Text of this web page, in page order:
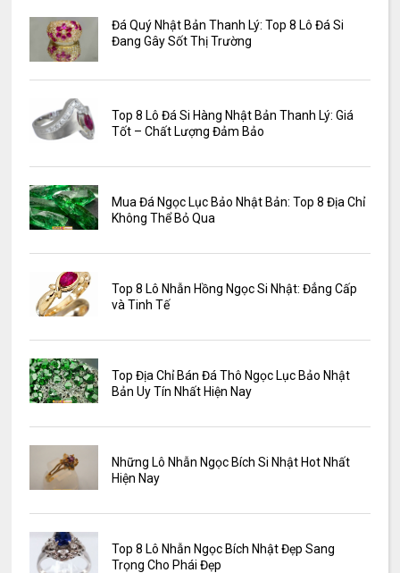
Đá Quý Nhật Bản Thanh Lý: Top 8 Lô Đá Si
Đang Gây Sốt Thị Trường
Top 8 Lô Đá Si Hàng Nhật Bản Thanh Lý: Giá
Tốt – Chất Lượng Đảm Bảo
Mua Đá Ngọc Lục Bảo Nhật Bản: Top 8 Địa Chỉ
Không Thể Bỏ Qua
Top 8 Lô Nhẫn Hồng Ngọc Si Nhật: Đẳng Cấp
và Tinh Tế
Top Địa Chỉ Bán Đá Thô Ngọc Lục Bảo Nhật
Bản Uy Tín Nhất Hiện Nay
Những Lô Nhẫn Ngọc Bích Si Nhật Hot Nhất
Hiện Nay
Top 8 Lô Nhẫn Ngọc Bích Nhật Đẹp Sang
Trọng Cho Phái Đẹp